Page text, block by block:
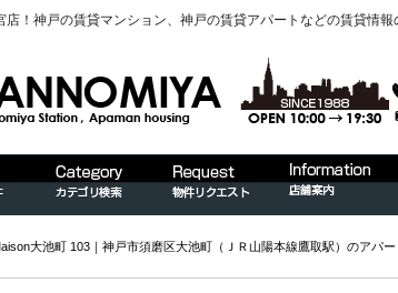
！神戸の賃貸マンション、神戸の賃貸アパートなどの賃貸情報
大池町 103｜神戸市須磨区大池町（ＪＲ山陽本線鷹取駅）のアパ